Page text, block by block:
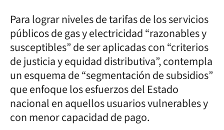
Para lograr niveles de tarifas de los servicios
públicos de gas y electricidad “razonables y
susceptibles” de ser aplicadas con “criterios
de justicia y equidad distributiva”, contempla
un esquema de “segmentación de subsidios”
que enfoque los esfuerzos del Estado
nacional en aquellos usuarios vulnerables y
con menor capacidad de pago.